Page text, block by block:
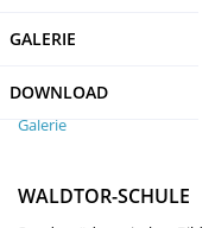
GALERIE
DOWNLOAD
Galerie
WALDTOR-SCHULE